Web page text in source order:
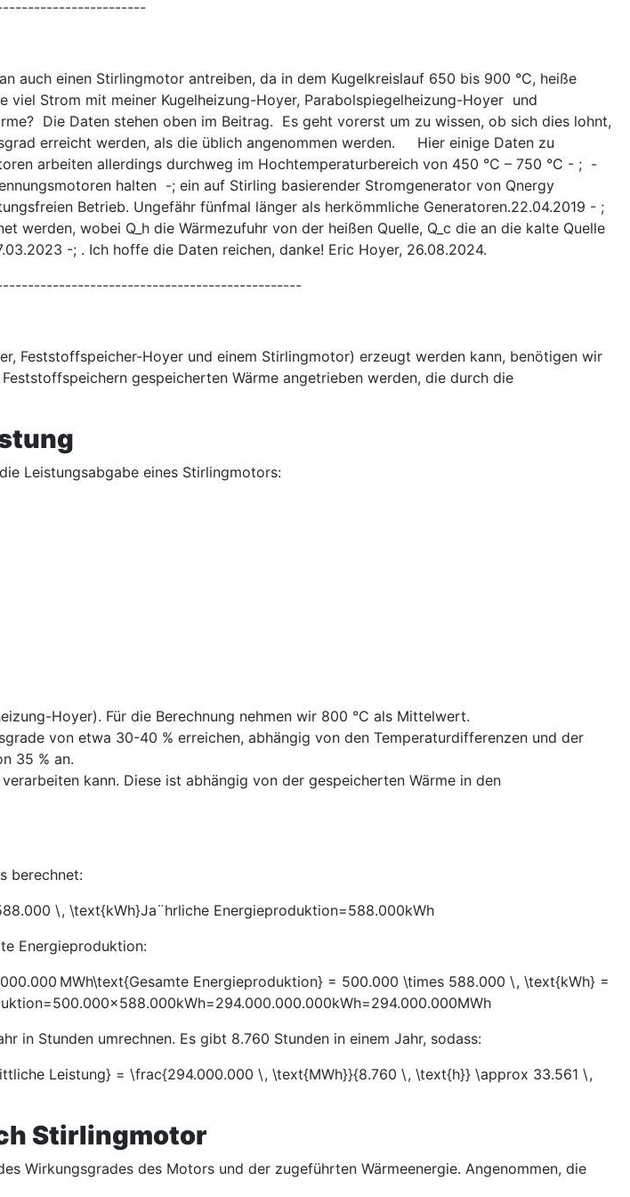
auch einen Stirlingmotor antreiben, da in dem Kugelkreislauf 650 bis 900 °C, heiße
Strom mit meiner Kugelheizung-Hoyer, Parabolspiegelheizung-Hoyer und
Die Daten stehen oben im Beitrag. Es geht vorerst um zu wissen, ob sich dies lohnt,
erreicht werden, als die üblich angenommen werden. Hier einige Daten zu
arbeiten allerdings durchweg im Hochtemperaturbereich von 450 °C – 750 °C - ; -
halten -; ein auf Stirling basierender Stromgenerator von Qnergy
Betrieb. Ungefähr fünfmal länger als herkömmliche Generatoren.22.04.2019 - ;
werden, wobei Q_h die Wärmezufuhr von der heißen Quelle, Q_c die an die kalte Quelle
-; . Ich hoffe die Daten reichen, danke! Eric Hoyer, 26.08.2024.
Feststoffspeicher-Hoyer und einem Stirlingmotor) erzeugt werden kann, benötigen wir
gespeicherten Wärme angetrieben werden, die durch die
Leistungsabgabe eines Stirlingmotors:
Hoyer). Für die Berechnung nehmen wir 800 °C als Mittelwert.
von etwa 30-40 % erreichen, abhängig von den Temperaturdifferenzen und der
35 % an.
kann. Diese ist abhängig von der gespeicherten Wärme in den
berechnet:
\, \text{kWh}Ja¨hrliche Energieproduktion=588.000kWh
Energieproduktion:
MWh\text{Gesamte Energieproduktion} = 500.000 \times 588.000 \, \text{kWh} =
=500.000×588.000kWh=294.000.000.000kWh=294.000.000MWh
in Stunden umrechnen. Es gibt 8.760 Stunden in einem Jahr, sodass:
Leistung} = \frac{294.000.000 \, \text{MWh}}{8.760 \, \text{h}} \approx 33.561 \,
Stirlingmotor
Wirkungsgrades des Motors und der zugeführten Wärmeenergie. Angenommen, die